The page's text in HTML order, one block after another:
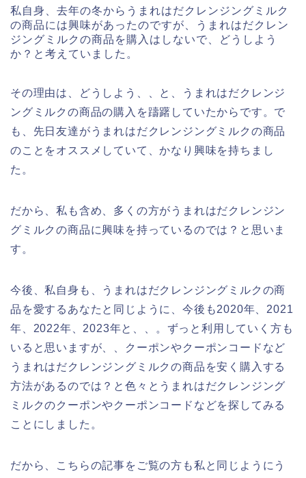
私自身、去年の冬からうまれはだクレンジングミルク
の商品には興味があったのですが、うまれはだクレン
ジングミルクの商品を購入はしないで、どうしよう
か？と考えていました。
その理由は、どうしよう、、と、うまれはだクレンジ
ングミルクの商品の購入を躊躇していたからです。で
も、先日友達がうまれはだクレンジングミルクの商品
のことをオススメしていて、かなり興味を持ちまし
た。
だから、私も含め、多くの方がうまれはだクレンジン
グミルクの商品に興味を持っているのでは？と思いま
す。
今後、私自身も、うまれはだクレンジングミルクの商
品を愛するあなたと同じように、今後も2020年、2021
年、2022年、2023年と、、。ずっと利用していく方も
いると思いますが、、クーポンやクーポンコードなど
うまれはだクレンジングミルクの商品を安く購入する
方法があるのでは？と色々とうまれはだクレンジング
ミルクのクーポンやクーポンコードなどを探してみる
ことにしました。
だから、こちらの記事をご覧の方も私と同じようにう